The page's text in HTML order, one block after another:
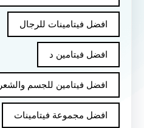
افضل فيتامينات للرجال
افضل فيتامين د
افضل فيتامين للجسم والشعر
افضل مجموعة فيتامينات